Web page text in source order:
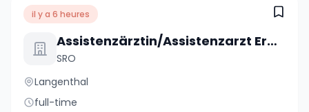
il y a 6 heures
Assistenzärztin/Assistenzarzt Erwachsenenpsychiatrie Ambulatorium 80 - 100 %
SRO
Langenthal
full-time